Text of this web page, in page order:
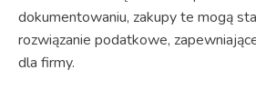
dokumentowaniu, zakupy te mogą
rozwiązanie podatkowe,
dla firmy.